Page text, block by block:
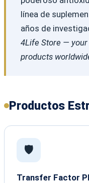
línea de
años de
4Life Store —
products
Productos
🛡️
Transfer Factor